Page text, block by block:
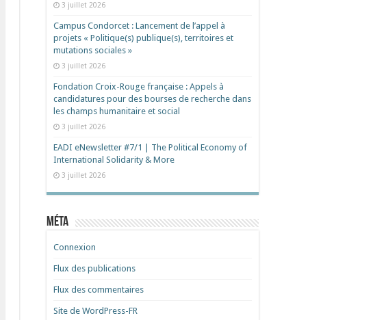
3 juillet 2026
Campus Condorcet : Lancement de l’appel à
projets « Politique(s) publique(s), territoires et
mutations sociales »
3 juillet 2026
Fondation Croix-Rouge française : Appels à
candidatures pour des bourses de recherche dans
les champs humanitaire et social
3 juillet 2026
EADI eNewsletter #7/1 | The Political Economy of
International Solidarity & More
3 juillet 2026
Méta
Connexion
Flux des publications
Flux des commentaires
Site de WordPress-FR